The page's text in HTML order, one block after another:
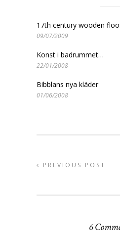
17th century wooden
09/07/2009
Konst i badrummet…
22/01/2008
Bibblans nya kläder
01/06/2008
PREVIOUS POST
6